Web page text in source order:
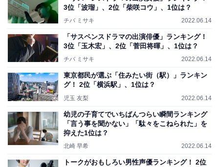
3位「波瑠」、2位「柴咲コウ」、1位は？
チバ ミサキ 2022.06.14
「サスペンスドラマの出演俳優」ランキング！
3位「玉木宏」、2位「菅田将暉」、1位は？
チバ ミサキ 2022.06.14
東京都民が選ぶ「住みたい街（駅）」ランキン
グ！ 2位「横浜駅」、1位は？
児玉 友梨 2022.06.14
幼児の子育てでいちばんつらい瞬間ランキング
「言う事を聞かない」「駄々をこねられた」を
抑えた1位は？
北崎 早希 2022.06.14
トークがおもしろい男性声優ランキング！ 2位